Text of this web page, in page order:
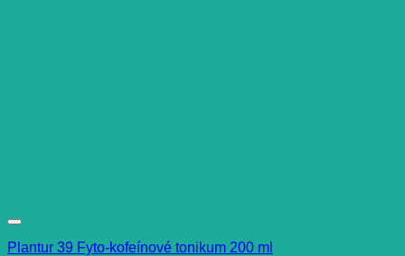
Plantur 39 Fyto-kofeínové tonikum 200 ml